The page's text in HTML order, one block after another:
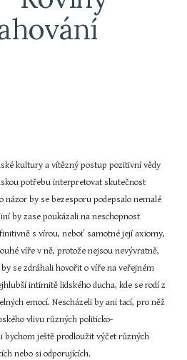
kultury a vítězný postup pozitivní vědy
potřebu interpretovat skutečnost
by se bezesporu podepsalo nemalé
by zase poukázali na neschopnost
s vírou, neboť samotné její axiomy,
víře v ně, protože nejsou nevývratně,
se zdráhali hovořit o víře na veřejném
intimitě lidského ducha, kde se rodí z
emocí. Nescházeli by ani tací, pro něž
vlivu různých politicko-
bychom ještě prodloužit výčet různých
nebo si odporujících.